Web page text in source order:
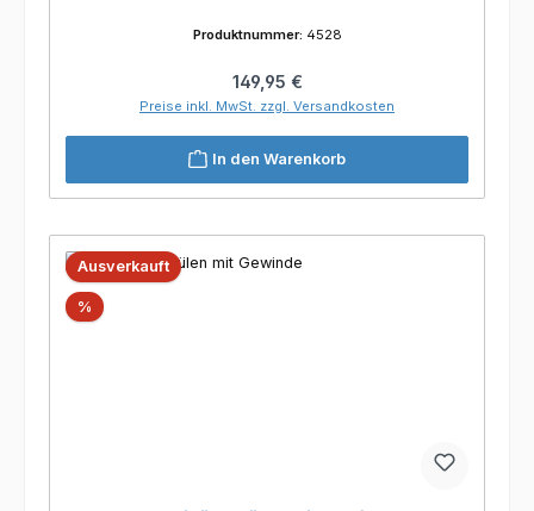
Produktnummer: 4528
Regulärer Preis:
149,95 €
Preise inkl. MwSt. zzgl. Versandkosten
In den Warenkorb
Ausverkauft
%Rabatt